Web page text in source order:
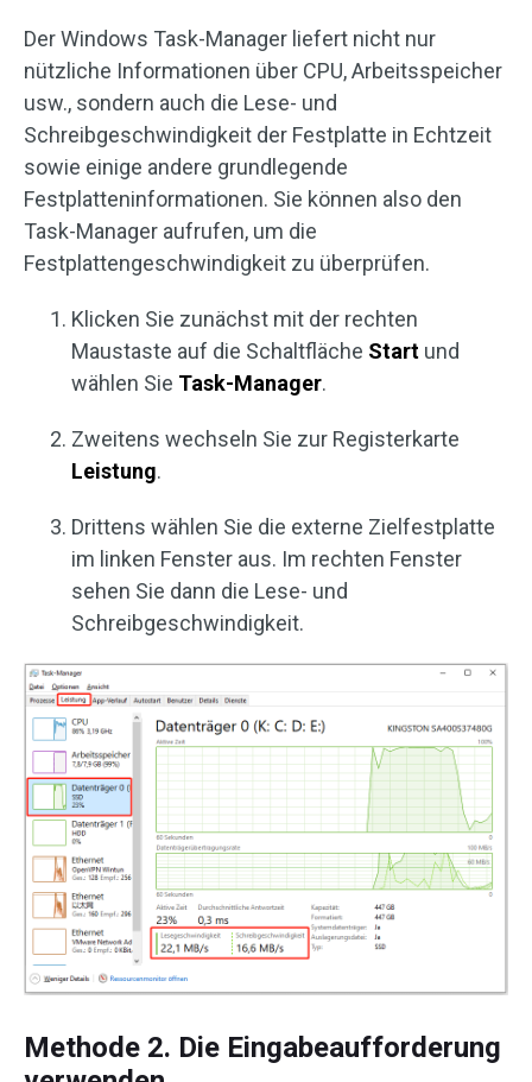
Der Windows Task-Manager liefert nicht nur
nützliche Informationen über CPU, Arbeitsspeicher
usw., sondern auch die Lese- und
Schreibgeschwindigkeit der Festplatte in Echtzeit
sowie einige andere grundlegende
Festplatteninformationen. Sie können also den
Task-Manager aufrufen, um die
Festplattengeschwindigkeit zu überprüfen.
Klicken Sie zunächst mit der rechten
Maustaste auf die Schaltfläche Start und
wählen Sie Task-Manager.
Zweitens wechseln Sie zur Registerkarte
Leistung.
Drittens wählen Sie die externe Zielfestplatte
im linken Fenster aus. Im rechten Fenster
sehen Sie dann die Lese- und
Schreibgeschwindigkeit.
Methode 2. Die Eingabeaufforderung